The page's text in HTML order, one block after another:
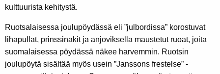
kulttuurista kehitystä.
Ruotsalaisessa joulupöydässä eli ”julbordissa” korostuvat
lihapullat, prinssinakit ja anjoviksella maustetut ruoat, joita
suomalaisessa pöydässä näkee harvemmin. Ruotsin
joulupöytä sisältää myös usein ”Janssons frestelse” -